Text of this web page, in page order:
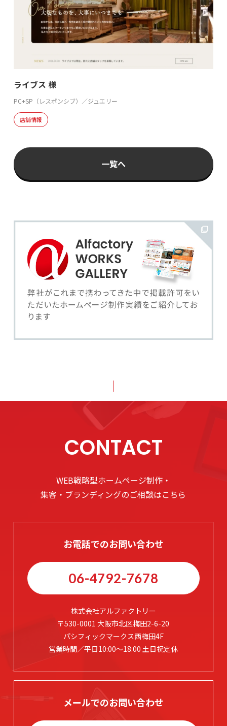
ライブス 様
PC+SP（レスポンシブ）／ジュエリー
店舗情報
一覧へ
CONTACT
WEB戦略型ホームページ制作・
集客・ブランディングのご相談はこちら
お電話でのお問い合わせ
06-4792-7678
株式会社アルファクトリー
〒530-0001 大阪市北区梅田2-6-20
パシフィックマークス西梅田4F
営業時間／平日10:00～18:00 土日祝定休
メールでのお問い合わせ